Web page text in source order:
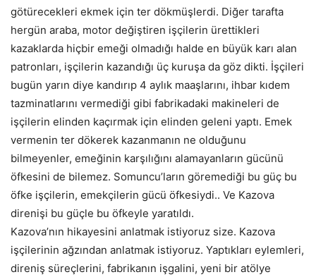
götürecekleri ekmek için ter dökmüşlerdi. Diğer tarafta
hergün araba, motor değiştiren işçilerin ürettikleri
kazaklarda hiçbir emeği olmadığı halde en büyük karı alan
patronları, işçilerin kazandığı üç kuruşa da göz dikti. İşçileri
bugün yarın diye kandırıp 4 aylık maaşlarını, ihbar kıdem
tazminatlarını vermediği gibi fabrikadaki makineleri de
işçilerin elinden kaçırmak için elinden geleni yaptı. Emek
vermenin ter dökerek kazanmanın ne olduğunu
bilmeyenler, emeğinin karşılığını alamayanların gücünü
öfkesini de bilemez. Somuncu’ların göremediği bu güç bu
öfke işçilerin, emekçilerin gücü öfkesiydi.. Ve Kazova
direnişi bu güçle bu öfkeyle yaratıldı.
Kazova’nın hikayesini anlatmak istiyoruz size. Kazova
işçilerinin ağzından anlatmak istiyoruz. Yaptıkları eylemleri,
direniş süreçlerini, fabrikanın işgalini, yeni bir atölye